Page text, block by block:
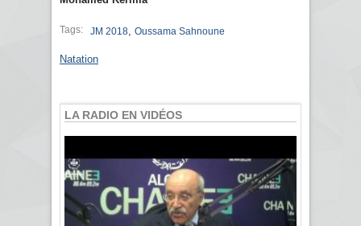
Tags: JM 2018 Oussama Sahnoune
Natation
LA RADIO EN VIDÉOS